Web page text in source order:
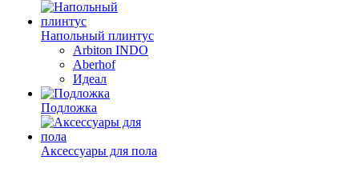
Напольный плинтус
Arbiton INDO
Aberhof
Идеал
Подложка
Аксессуары для пола